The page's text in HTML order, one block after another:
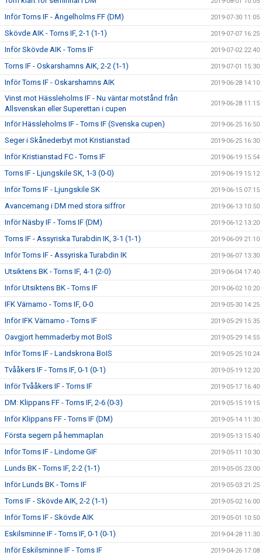
Inför Torns IF - Ängelholms FF (DM) 2019-07-30 11:05
Skövde AIK - Torns IF, 2-1 (1-1) 2019-07-07 16:25
Inför Skövde AIK - Torns IF 2019-07-02 22:40
Torns IF - Oskarshamns AIK, 2-2 (1-1) 2019-07-01 15:30
Inför Torns IF - Oskarshamns AIK 2019-06-28 14:10
Vinst mot Hässleholms IF - Nu väntar motstånd från
Allsvenskan eller Superettan i cupen
2019-06-28 11:15
Inför Hässleholms IF - Torns IF (Svenska cupen) 2019-06-25 16:50
Seger i Skånederbyt mot Kristianstad 2019-06-25 16:30
Inför Kristianstad FC - Torns IF 2019-06-19 15:54
Torns IF - Ljungskile SK, 1-3 (0-0) 2019-06-19 15:12
Inför Torns IF - Ljungskile SK 2019-06-15 07:15
Avancemang i DM med stora siffror 2019-06-13 10:50
Inför Näsby IF - Torns IF (DM) 2019-06-12 13:20
Torns IF - Assyriska Turabdin IK, 3-1 (1-1) 2019-06-09 21:10
Inför Torns IF - Assyriska Turabdin IK 2019-06-07 13:30
Utsiktens BK - Torns IF, 4-1 (2-0) 2019-06-04 17:40
Inför Utsiktens BK - Torns IF 2019-06-02 10:20
IFK Värnamo - Torns IF, 0-0 2019-05-30 14:25
Inför IFK Värnamo - Torns IF 2019-05-29 15:35
Oavgjort hemmaderby mot BoIS 2019-05-29 14:55
Inför Torns IF - Landskrona BoIS 2019-05-25 10:24
Tvååkers IF - Torns IF, 0-1 (0-1) 2019-05-19 12:20
Inför Tvååkers IF - Torns IF 2019-05-17 16:40
DM: Klippans FF - Torns IF, 2-6 (0-3) 2019-05-15 19:15
Inför Klippans FF - Torns IF (DM) 2019-05-14 11:30
Första segern på hemmaplan 2019-05-13 15:40
Inför Torns IF - Lindome GIF 2019-05-11 10:30
Lunds BK - Torns IF, 2-2 (1-1) 2019-05-05 23:00
Inför Lunds BK - Torns IF 2019-05-03 21:25
Torns IF - Skövde AIK, 2-2 (1-1) 2019-05-02 16:00
Inför Torns IF - Skövde AIK 2019-05-01 10:50
Eskilsminne IF - Torns IF, 0-1 (0-1) 2019-04-28 11:30
Inför Eskilsminne IF - Torns IF 2019-04-26 17:08